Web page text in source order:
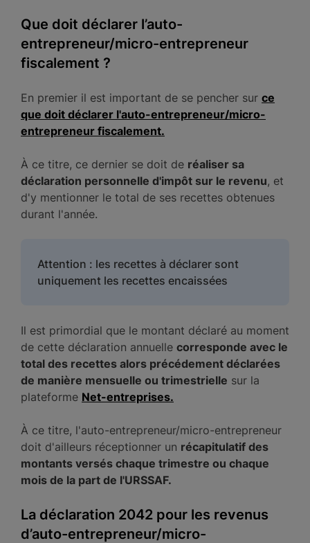
Que doit déclarer l’auto-
entrepreneur/micro-entrepreneur
fiscalement ?
En premier il est important de se pencher sur ce
que doit déclarer l'auto-entrepreneur/micro-
entrepreneur fiscalement.
À ce titre, ce dernier se doit de réaliser sa
déclaration personnelle d'impôt sur le revenu, et
d'y mentionner le total de ses recettes obtenues
durant l'année.
Attention : les recettes à déclarer sont
uniquement les recettes encaissées
Il est primordial que le montant déclaré au moment
de cette déclaration annuelle corresponde avec le
total des recettes alors précédement déclarées
de manière mensuelle ou trimestrielle sur la
plateforme Net-entreprises.
À ce titre, l'auto-entrepreneur/micro-entrepreneur
doit d'ailleurs réceptionner un récapitulatif des
montants versés chaque trimestre ou chaque
mois de la part de l'URSSAF.
La déclaration 2042 pour les revenus
d’auto-entrepreneur/micro-